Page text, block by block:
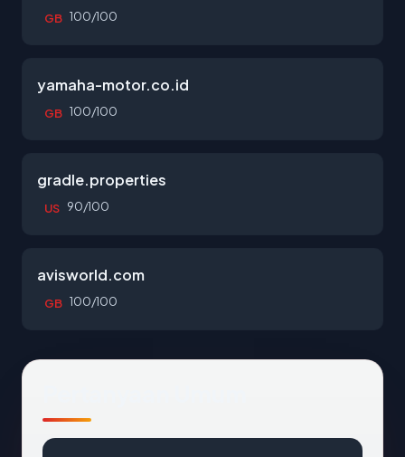
GB 100/100
yamaha-motor.co.id
GB 100/100
gradle.properties
US 90/100
avisworld.com
GB 100/100